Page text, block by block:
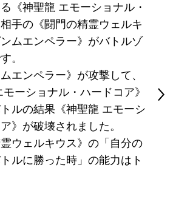
《神聖龍 エモーショナル・
手の《闘門の精霊ウェルキ
ムエンペラー》がバトルゾ
。
エンペラー》が攻撃して、
ーショナル・ハードコア》
ルの結果《神聖龍 エモーシ
》が破壊されました。
ウェルキウス》の「自分の
ルに勝った時」の能力はト